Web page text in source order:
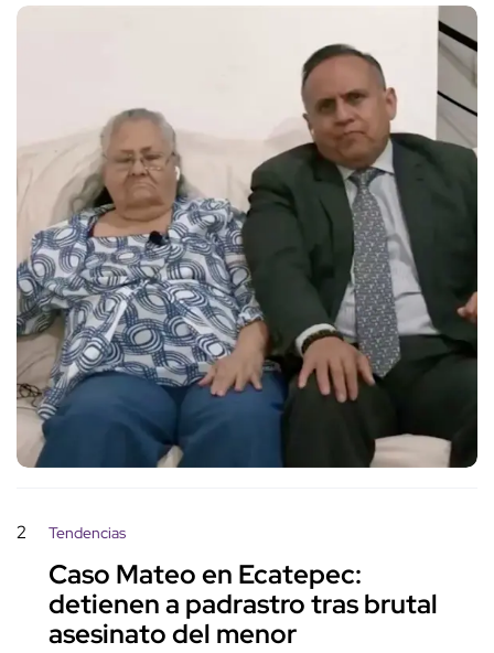
2 Tendencias
Caso Mateo en Ecatepec:
detienen a padrastro tras brutal
asesinato del menor